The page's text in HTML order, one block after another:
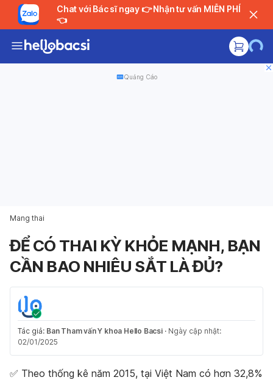
Chat với Bác sĩ ngay 👉 Nhận tư vấn MIỄN PHÍ
👈
Quảng Cáo
Mang thai
ĐỂ CÓ THAI KỲ KHỎE MẠNH, BẠN
CẦN BAO NHIÊU SẮT LÀ ĐỦ?
Tác giả: Ban Tham vấn Y khoa Hello Bacsi · Ngày cập nhật:
02/01/2025
✅ Theo thống kê năm 2015, tại Việt Nam có hơn 32,8%